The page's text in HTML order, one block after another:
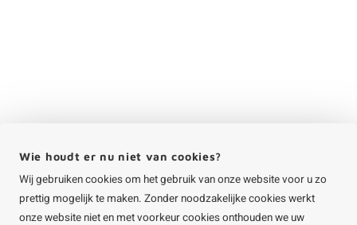
Wie houdt er nu niet van cookies?
Wij gebruiken cookies om het gebruik van onze website voor u zo
prettig mogelijk te maken. Zonder noodzakelijke cookies werkt
onze website niet en met voorkeur cookies onthouden we uw